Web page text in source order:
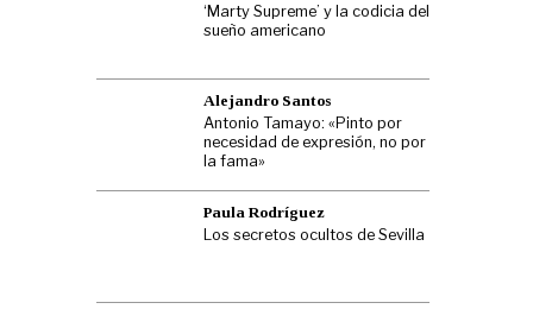
‘Marty Supreme’ y la codicia del
sueño americano
Alejandro Santos
Antonio Tamayo: «Pinto por
necesidad de expresión, no por
la fama»
Paula Rodríguez
Los secretos ocultos de Sevilla